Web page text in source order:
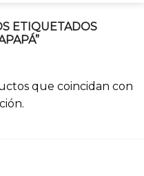
ETIQUETADOS
que coincidan con